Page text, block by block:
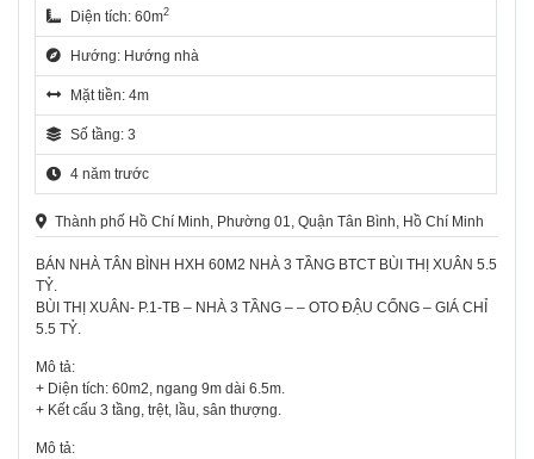
Diện tích: 60m2
Hướng: Hướng nhà
Mặt tiền: 4m
Số tầng: 3
4 năm trước
Thành phố Hồ Chí Minh, Phường 01, Quận Tân Bình, Hồ Chí Minh
BÁN NHÀ TÂN BÌNH HXH 60M2 NHÀ 3 TẦNG BTCT BÙI THỊ XUÂN 5.5
TỶ.
BÙI THỊ XUÂN- P.1-TB – NHÀ 3 TẦNG – – OTO ĐẬU CỔNG – GIÁ CHỈ
5.5 TỶ.
Mô tả:
+ Diện tích: 60m2, ngang 9m dài 6.5m.
+ Kết cấu 3 tầng, trệt, lầu, sân thượng.
Mô tả: